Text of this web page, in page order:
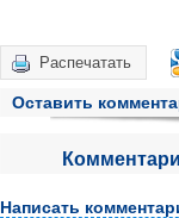
Распечатать
Оставить
Написать